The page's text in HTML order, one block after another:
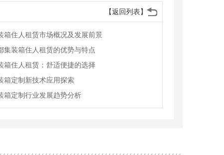
【返回列表】
箱住人租赁市场概况及发展前景
集装箱住人租赁的优势与特点
箱住人租赁：舒适便捷的选择
箱定制新技术应用探索
箱定制行业发展趋势分析